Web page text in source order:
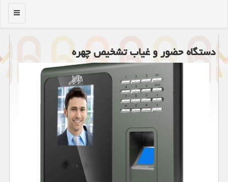
منو
دستگاه حضور و غیاب تشخیص چهره